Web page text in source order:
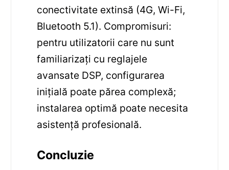
conectivitate extinsă (4G, Wi-Fi,
Bluetooth 5.1). Compromisuri:
pentru utilizatorii care nu sunt
familiarizați cu reglajele
avansate DSP, configurarea
inițială poate părea complexă;
instalarea optimă poate necesita
asistență profesională.
Concluzie